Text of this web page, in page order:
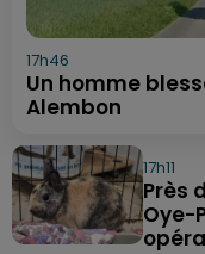
17h46
Un homme
Alembon
17h11
Près
Oye-